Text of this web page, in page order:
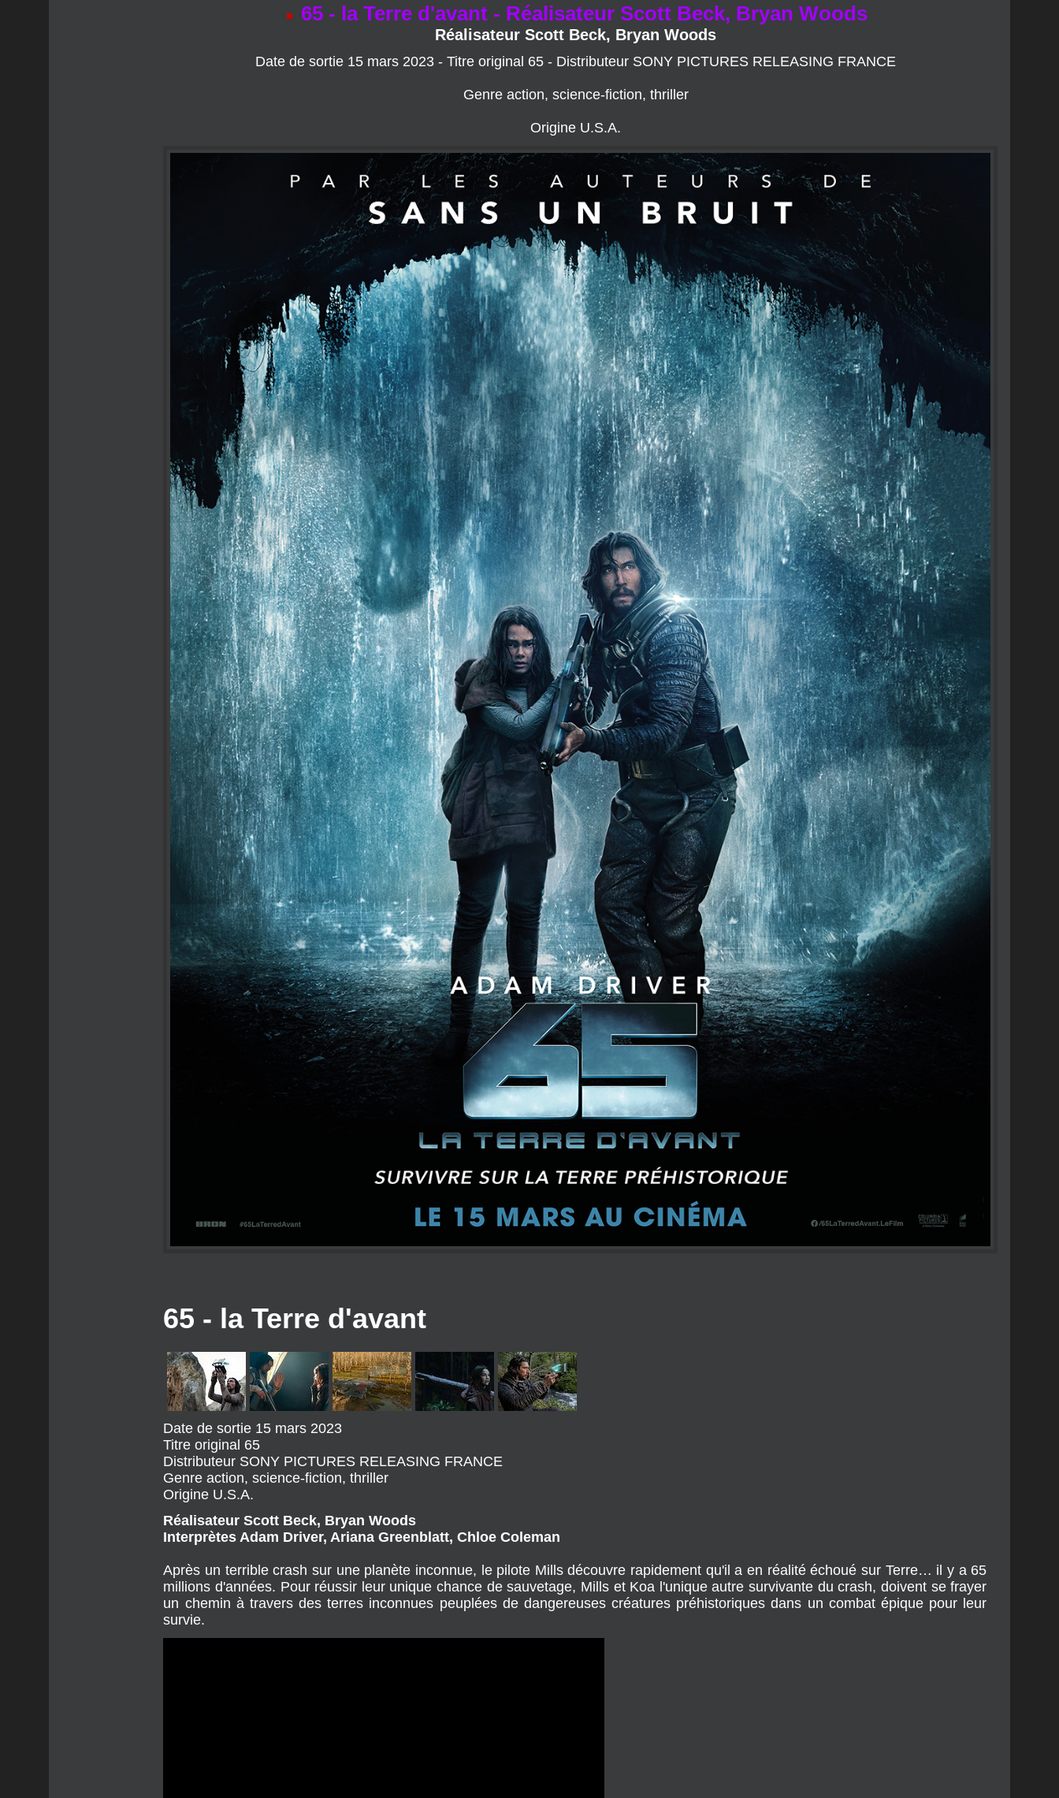
65 - la Terre d'avant - Réalisateur Scott Beck, Bryan Woods
Réalisateur Scott Beck, Bryan Woods
Date de sortie 15 mars 2023 - Titre original 65 - Distributeur SONY PICTURES RELEASING FRANCE
Genre action, science-fiction, thriller
Origine U.S.A.
65 - la Terre d'avant
Date de sortie 15 mars 2023
Titre original 65
Distributeur SONY PICTURES RELEASING FRANCE
Genre action, science-fiction, thriller
Origine U.S.A.
Réalisateur Scott Beck, Bryan Woods
Interprètes Adam Driver, Ariana Greenblatt, Chloe Coleman
Après un terrible crash sur une planète inconnue, le pilote Mills découvre rapidement qu'il a en réalité échoué sur Terre… il y a 65
millions d'années. Pour réussir leur unique chance de sauvetage, Mills et Koa l'unique autre survivante du crash, doivent se frayer
un chemin à travers des terres inconnues peuplées de dangereuses créatures préhistoriques dans un combat épique pour leur
survie.